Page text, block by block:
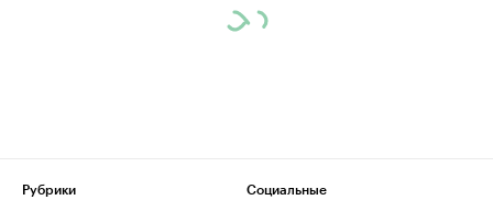
Рубрики
Социальные